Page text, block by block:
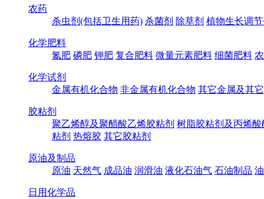
农药
杀虫剂(包括卫生用药) 杀菌剂 除草剂 植物生长调
化学肥料
氮肥 磷肥 钾肥 复合肥料 微量元素肥料 细菌肥料
化学试剂
金属有机化合物 非金属有机化合物 其它金属及其
胶粘剂
聚乙烯醇及聚醋酸乙烯胶粘剂 树脂胶粘剂及丙烯酸
粘剂 热熔胶 其它胶粘剂
原油及制品
原油 天然气 成品油 润滑油 液化石油气 石油制品
日用化学品